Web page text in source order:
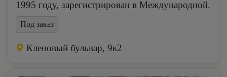
1995 году, зарегистрирован в Международной.
Под заказ
Кленовый бульвар, 9к2